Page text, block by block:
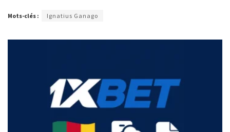
Mots-clés : Ignatius Ganago